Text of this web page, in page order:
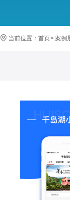
当前位置： 首页> 案例